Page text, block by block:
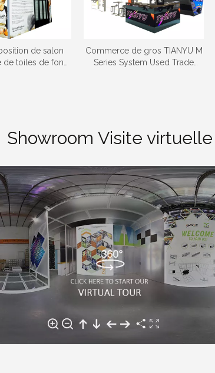
de salon
de toiles de fond
Commerce de gros TIANYU M
Series System Used Trade
Showroom Visite virtuelle